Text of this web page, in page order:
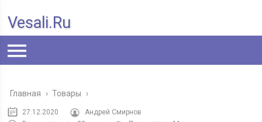
Vesali.ru
Главная › Товары ›
27.12.2020
Андрей Смирнов